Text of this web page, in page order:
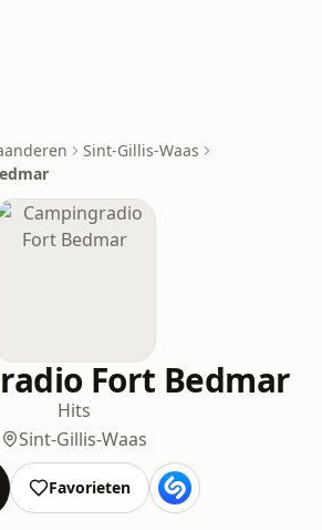
Sint-Gillis-Waas
Fort Bedmar
Hits
Sint-Gillis-Waas
Favorieten